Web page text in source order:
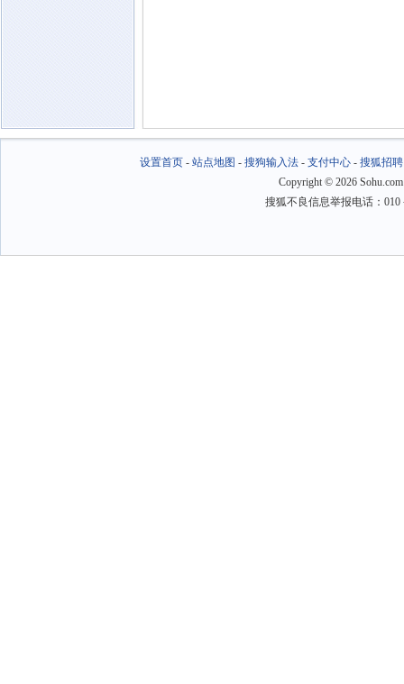
设置首页- 站点地图 - 搜狗输入法- 支付中心- 搜狐招聘
Copyright © 2026
搜狐不良信息举报电话：010